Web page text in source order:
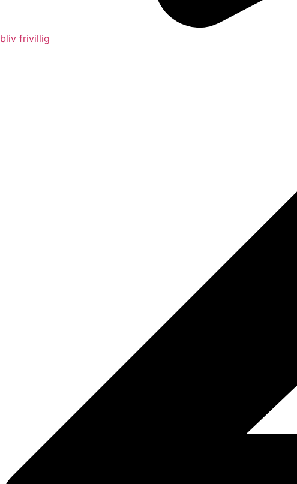
bliv frivillig